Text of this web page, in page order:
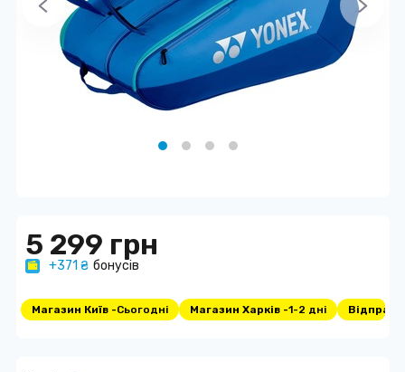
5 299 грн
+371 ₴ бонусів
Магазин Київ -Сьогодні Магазин Харків -1-2 дні